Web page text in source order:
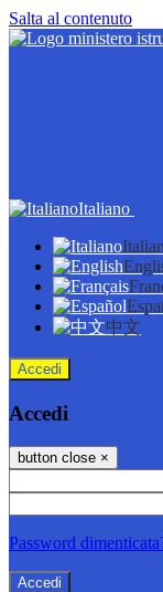
Salta al contenuto
Italiano
中文
Accedi
Accedi
button close ×
Password